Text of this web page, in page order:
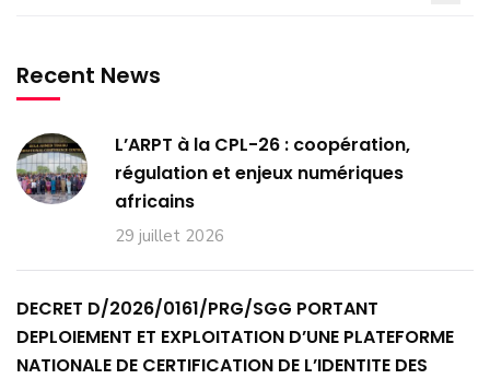
Recent News
L’ARPT à la CPL-26 : coopération,
régulation et enjeux numériques
africains
29 juillet 2026
DECRET D/2026/0161/PRG/SGG PORTANT
DEPLOIEMENT ET EXPLOITATION D’UNE PLATEFORME
NATIONALE DE CERTIFICATION DE L’IDENTITE DES